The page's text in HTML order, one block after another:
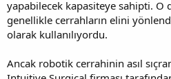
yapabilecek kapasiteye sahipti. O
genellikle cerrahların elini
olarak kullanılıyordu.
Ancak robotik cerrahinin asıl